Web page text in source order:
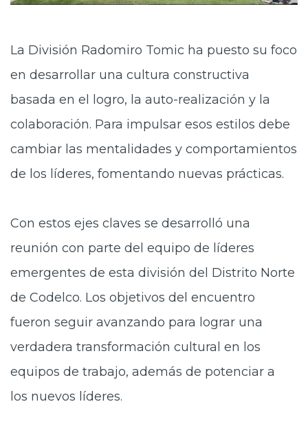
La División Radomiro Tomic ha puesto su foco
en desarrollar una cultura constructiva
basada en el logro, la auto-realización y la
colaboración. Para impulsar esos estilos debe
cambiar las mentalidades y comportamientos
de los líderes, fomentando nuevas prácticas.
Con estos ejes claves se desarrolló una
reunión con parte del equipo de líderes
emergentes de esta división del Distrito Norte
de Codelco. Los objetivos del encuentro
fueron seguir avanzando para lograr una
verdadera transformación cultural en los
equipos de trabajo, además de potenciar a
los nuevos líderes.